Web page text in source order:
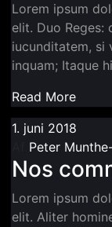
Lorem ipsum
elit. Duo
iucunditatem, si
inquam; Itaque
Read More
1. juni 2018
Peter
Nos
Lorem ipsum
elit. Aliter